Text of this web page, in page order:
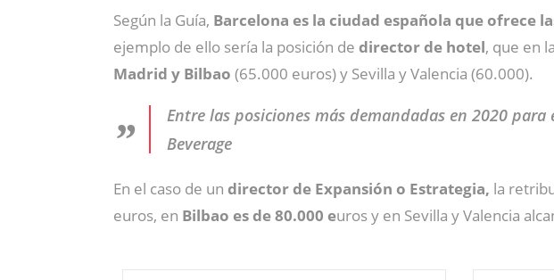
Según la Guía, Barcelona es la ciudad española que ofrece
ejemplo de ello sería la posición de director de hotel, que en
Madrid y Bilbao (65.000 euros) y Sevilla y Valencia (60.000).
Entre las posiciones más demandadas en 2020
Beverage
En el caso de un director de Expansión o Estrategia, la
euros, en Bilbao es de 80.000 euros y en Sevilla y Valencia